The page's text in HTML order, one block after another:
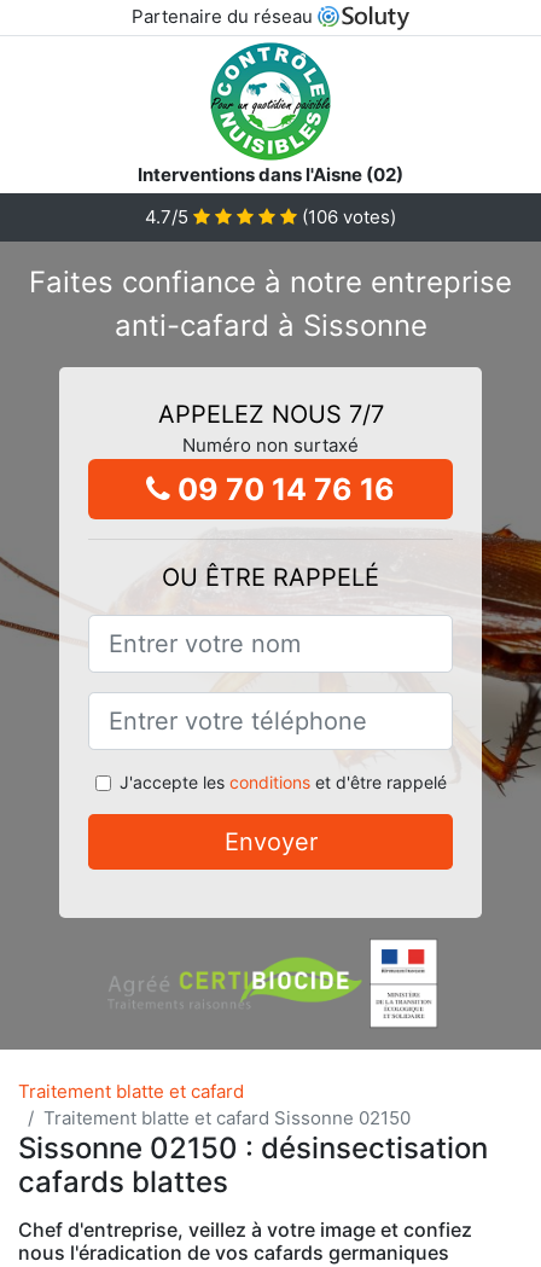
Partenaire du réseau
Interventions dans l'Aisne (02)
4.7/5
(106 votes)
Faites confiance à notre entreprise
anti-cafard à Sissonne
APPELEZ NOUS 7/7
Numéro non surtaxé
09 70 14 76 16
OU ÊTRE RAPPELÉ
J'accepte les conditionset d'être rappelé
Envoyer
Traitement blatte et cafard
Traitement blatte et cafard Sissonne 02150
Sissonne 02150 : désinsectisation
cafards blattes
Chef d'entreprise, veillez à votre image et confiez
nous l'éradication de vos cafards germaniques